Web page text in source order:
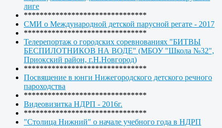
лиге
*******************************
СМИ о Международной детской парусной регате - 2017
*******************************
Телерепортаж о городских соревнованиях "БИТВЫ
БЕСПИЛОТНИКОВ НА ВОДЕ" (МБОУ "Школа №32",
Приокский район, г.Н.Новгород)
*******************************
Посвящение в юнги Нижегородского детского речного
пароходства
*******************************
Видеовизитка НДРП - 2016г.
*******************************
"Столица Нижний" о начале учебного года в НДРП